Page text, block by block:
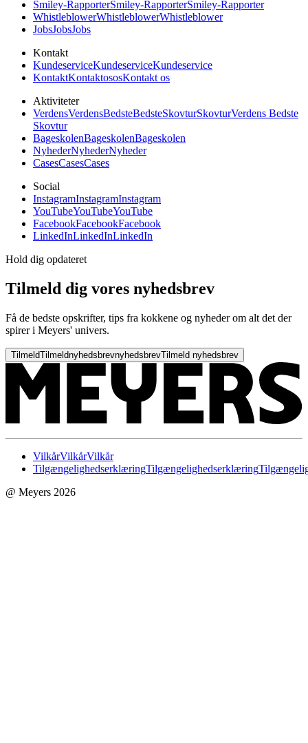
Smiley-RapporterSmiley-RapporterSmiley-Rapporter
WhistleblowerWhistleblowerWhistleblower
JobsJobsJobs
Kontakt
KundeserviceKundeserviceKundeservice
KontaktKontaktososKontakt os
Aktiviteter
VerdensVerdensBedsteBedsteSkovturSkovturVerdens Bedste
Skovtur
BageskolenBageskolenBageskolen
NyhederNyhederNyheder
CasesCasesCases
Social
InstagramInstagramInstagram
YouTubeYouTubeYouTube
FacebookFacebookFacebook
LinkedInLinkedInLinkedIn
Hold dig opdateret
Tilmeld dig vores nyhedsbrev
Få de bedste opskrifter, tips fra kokkene og nyheder om alt det der
spirer i Meyers' univers.
TilmeldTilmeldnyhedsbrevnyhedsbrevTilmeld nyhedsbrev
VilkårVilkårVilkår
TilgængelighedserklæringTilgængelighedserklæring
@ Meyers 2026